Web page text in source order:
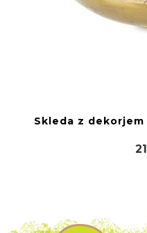
Skleda z